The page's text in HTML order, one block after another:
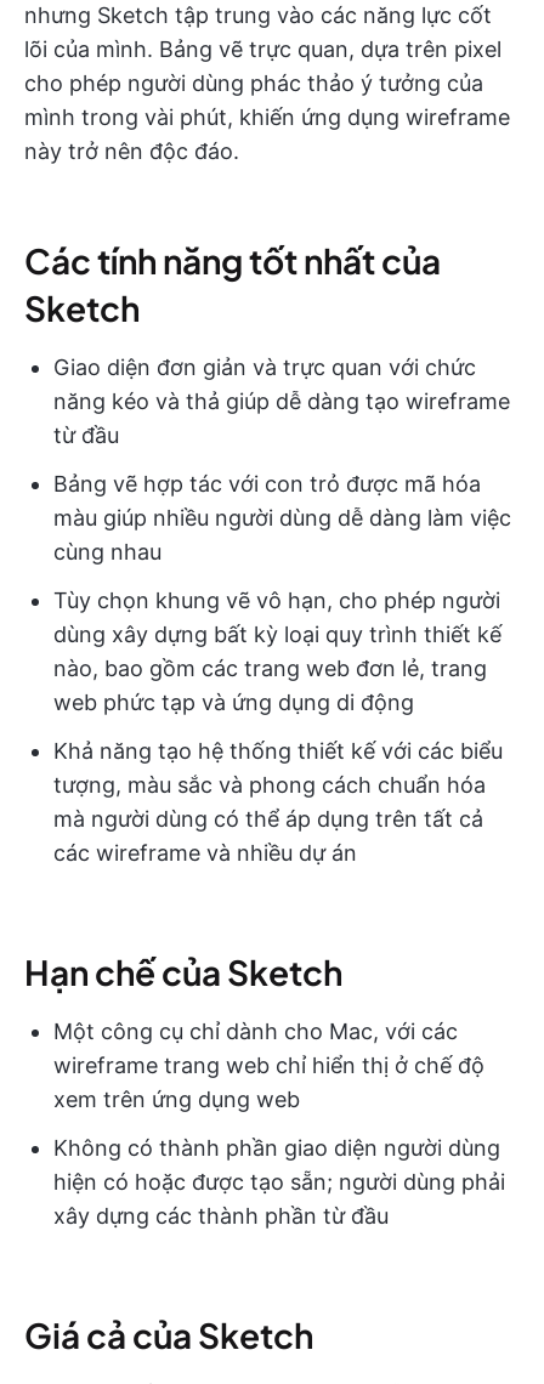
nhưng Sketch tập trung vào các năng lực cốt
lõi của mình. Bảng vẽ trực quan, dựa trên pixel
cho phép người dùng phác thảo ý tưởng của
mình trong vài phút, khiến ứng dụng wireframe
này trở nên độc đáo.
Các tính năng tốt nhất của
Sketch
Giao diện đơn giản và trực quan với chức
năng kéo và thả giúp dễ dàng tạo wireframe
từ đầu
Bảng vẽ hợp tác với con trỏ được mã hóa
màu giúp nhiều người dùng dễ dàng làm việc
cùng nhau
Tùy chọn khung vẽ vô hạn, cho phép người
dùng xây dựng bất kỳ loại quy trình thiết kế
nào, bao gồm các trang web đơn lẻ, trang
web phức tạp và ứng dụng di động
Khả năng tạo hệ thống thiết kế với các biểu
tượng, màu sắc và phong cách chuẩn hóa
mà người dùng có thể áp dụng trên tất cả
các wireframe và nhiều dự án
Hạn chế của Sketch
Một công cụ chỉ dành cho Mac, với các
wireframe trang web chỉ hiển thị ở chế độ
xem trên ứng dụng web
Không có thành phần giao diện người dùng
hiện có hoặc được tạo sẵn; người dùng phải
xây dựng các thành phần từ đầu
Giá cả của Sketch